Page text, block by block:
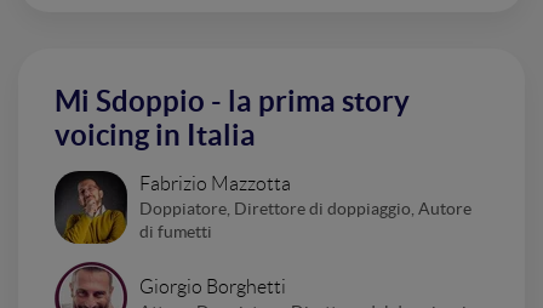
Mi Sdoppio - la prima story
voicing in Italia
Fabrizio Mazzotta
Doppiatore, Direttore di doppiaggio, Autore
di fumetti
Giorgio Borghetti